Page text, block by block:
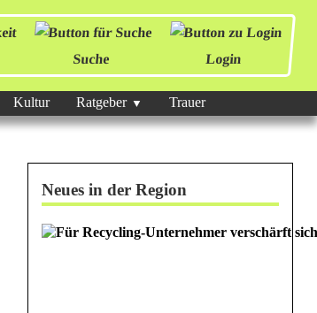
Suche Login
Kultur Ratgeber Trauer
Neues in der Region